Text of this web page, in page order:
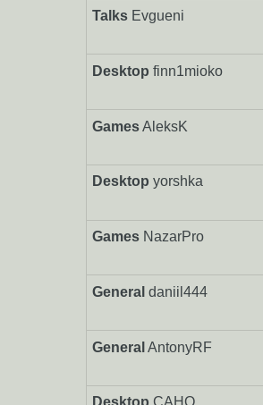
Talks Evgueni
Desktop finn1mioko
GamesAleksK
Desktop yorshka
Games NazarPro
General daniil444
General AntonyRF